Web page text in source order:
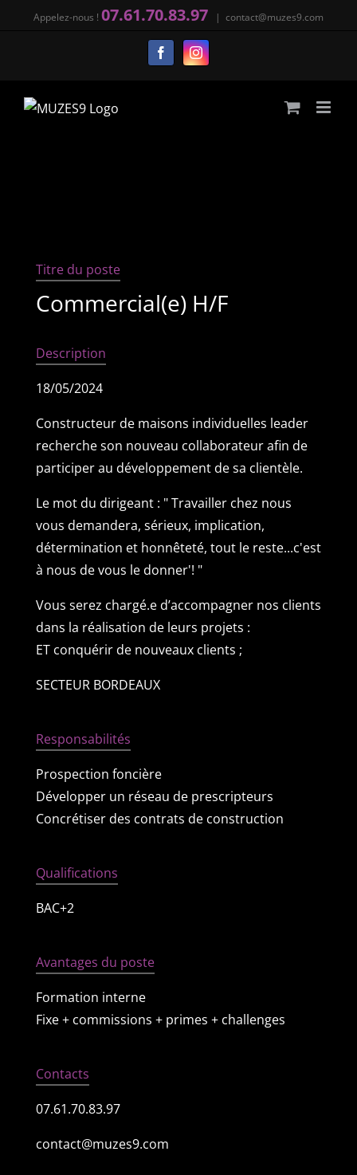
PasserAppelez-nous ! 07.61.70.83.97 | contact@muzes9.com
FacebookInstagram
Titre du poste
Commercial(e) H/F
Description
18/05/2024
Constructeur de maisons individuelles leader
recherche son nouveau collaborateur afin de
participer au développement de sa clientèle.
Le mot du dirigeant : " Travailler chez nous
vous demandera, sérieux, implication,
détermination et honnêteté, tout le reste...c'est
à nous de vous le donner'! "
Vous serez chargé.e d’accompagner nos clients
dans la réalisation de leurs projets :
ET conquérir de nouveaux clients ;
SECTEUR BORDEAUX
Responsabilités
Prospection foncière
Développer un réseau de prescripteurs
Concrétiser des contrats de construction
Qualifications
BAC+2
Avantages du poste
Formation interne
Fixe + commissions + primes + challenges
Contacts
07.61.70.83.97
contact@muzes9.com